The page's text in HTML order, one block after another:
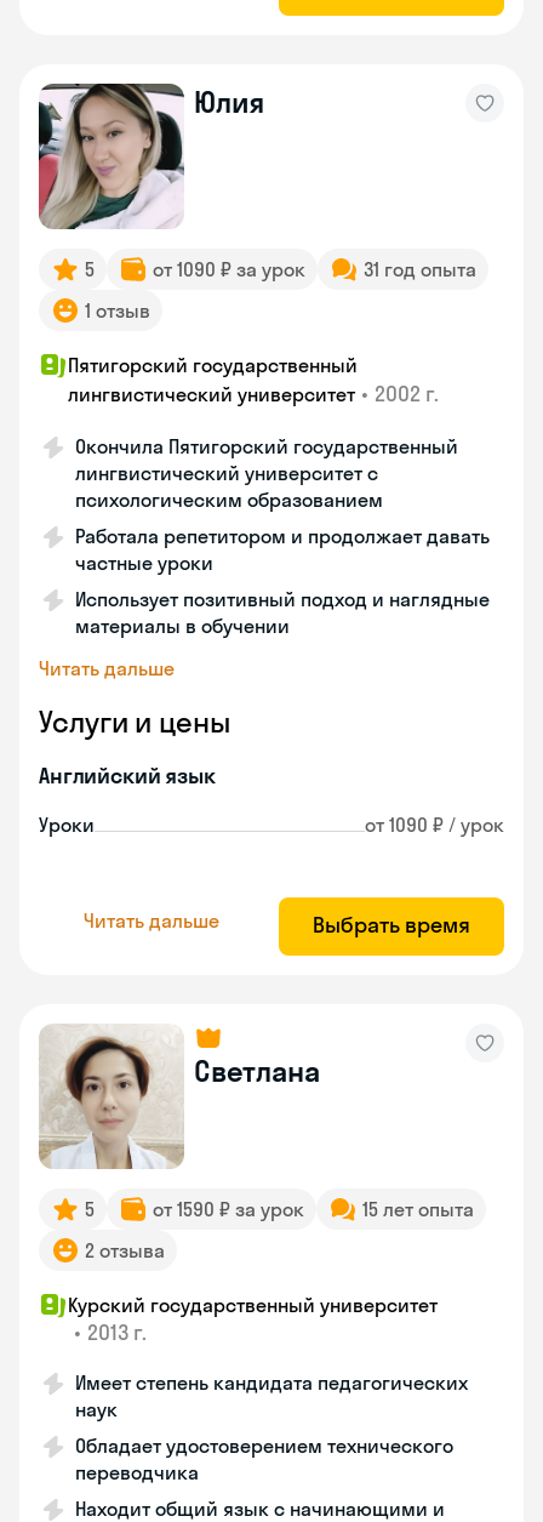
Юлия
5 от 1090 ₽ за урок
31 год опыта
1 отзыв
Пятигорский государственный
лингвистический университет • 2002 г.
Окончила Пятигорский государственный
лингвистический университет с
психологическим образованием
Работала репетитором и продолжает давать
частные уроки
Использует позитивный подход и наглядные
материалы в обучении
Читать дальше
Услуги и цены
Английский язык
Уроки от 1090 ₽ / урок
Читать дальше Выбрать время
Светлана
5 от 1590 ₽ за урок
15 лет опыта
2 отзыва
Курский государственный университет
• 2013 г.
Имеет степень кандидата педагогических
наук
Обладает удостоверением технического
переводчика
Находит общий язык с начинающими и